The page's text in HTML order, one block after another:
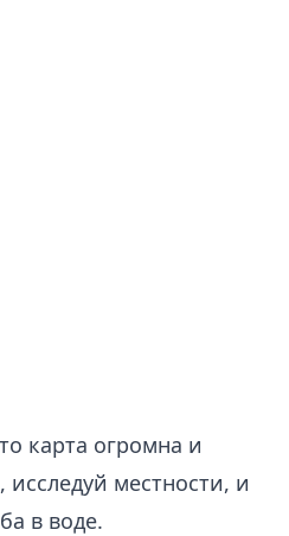
карта огромна и
местности, и
в воде.